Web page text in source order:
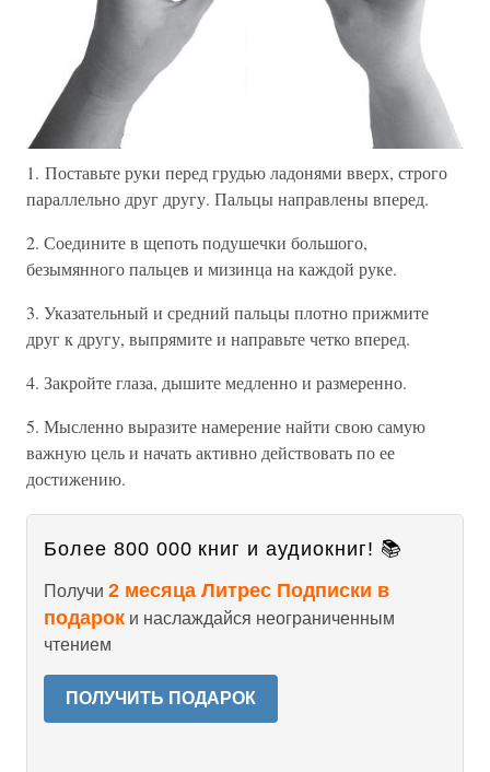
1. Поставьте руки перед грудью ладонями вверх, строго
параллельно друг другу. Пальцы направлены вперед.
2. Соедините в щепоть подушечки большого,
безымянного пальцев и мизинца на каждой руке.
3. Указательный и средний пальцы плотно прижмите
друг к другу, выпрямите и направьте четко вперед.
4. Закройте глаза, дышите медленно и размеренно.
5. Мысленно выразите намерение найти свою самую
важную цель и начать активно действовать по ее
достижению.
Более 800 000 книг и аудиокниг! 📚
Получи 2 месяца Литрес Подписки в
подарок и наслаждайся неограниченным
чтением
ПОЛУЧИТЬ ПОДАРОК